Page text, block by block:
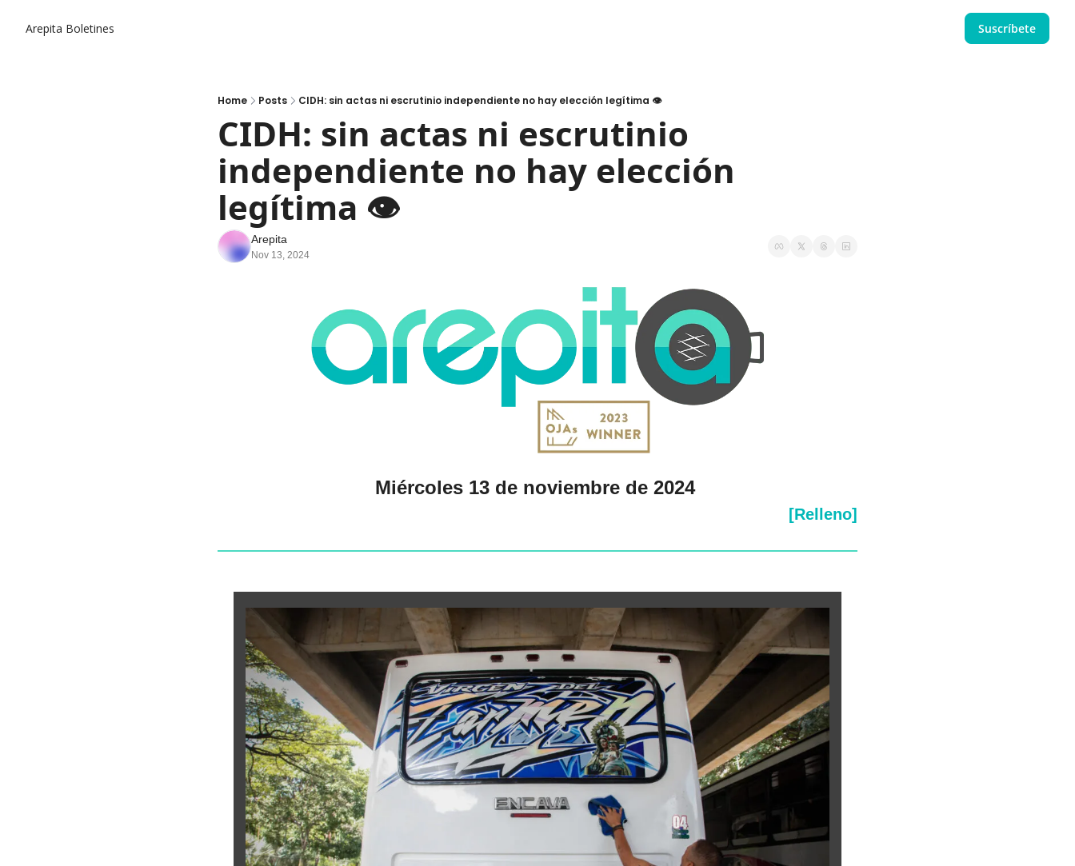
Arepita Boletines Suscríbete
Home Posts CIDH: sin actas ni escrutinio independiente no hay elección legítima 👁️
CIDH: sin actas ni escrutinio
independiente no hay elección
legítima 👁️
Arepita
Nov 13, 2024
Miércoles 13 de noviembre de 2024
[Relleno]